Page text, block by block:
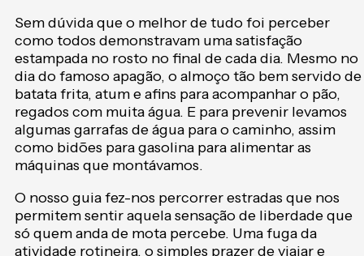
Sem dúvida que o melhor de tudo foi perceber
como todos demonstravam uma satisfação
estampada no rosto no final de cada dia. Mesmo no
dia do famoso apagão, o almoço tão bem servido de
batata frita, atum e afins para acompanhar o pão,
regados com muita água. E para prevenir levamos
algumas garrafas de água para o caminho, assim
como bidões para gasolina para alimentar as
máquinas que montávamos.
O nosso guia fez-nos percorrer estradas que nos
permitem sentir aquela sensação de liberdade que
só quem anda de mota percebe. Uma fuga da
atividade rotineira, o simples prazer de viajar e